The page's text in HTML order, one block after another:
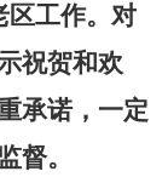
区工作。对
祝贺和欢
承诺，一定
督。